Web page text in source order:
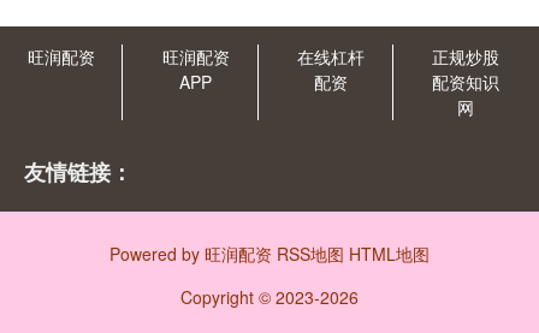
旺润配资
旺润配资
APP
在线杠杆
配资
正规炒股
配资知识
网
友情链接：
Powered by 旺润配资 RSS地图 HTML地图
Copyright © 2023-2026